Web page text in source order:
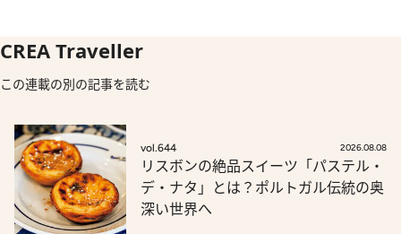
CREA Traveller
この連載の別の記事を読む
vol.644 2026.08.08
リスボンの絶品スイーツ「パステル・
デ・ナタ」とは？ポルトガル伝統の奥
深い世界へ